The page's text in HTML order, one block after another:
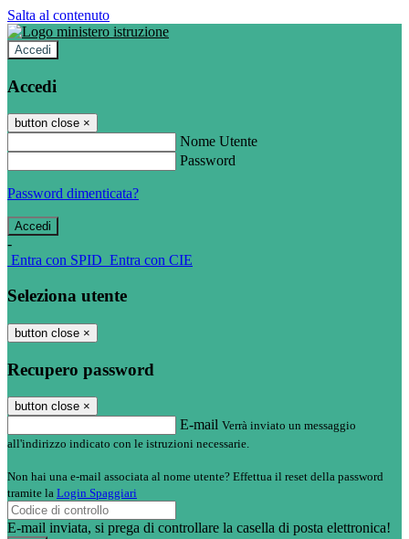
Salta al contenuto
Accedi
Accedi
button close ×
Nome Utente
Password
Password dimenticata?
-
Entra con SPID Entra con CIE
Seleziona utente
button close ×
Recupero password
button close ×
E-mail Verrà inviato un messaggio
all'indirizzo indicato con le istruzioni necessarie.
Non hai una e-mail associata al nome utente? Effettua il reset della password
tramite la Login Spaggiari
E-mail inviata, si prega di controllare la casella di posta elettronica!